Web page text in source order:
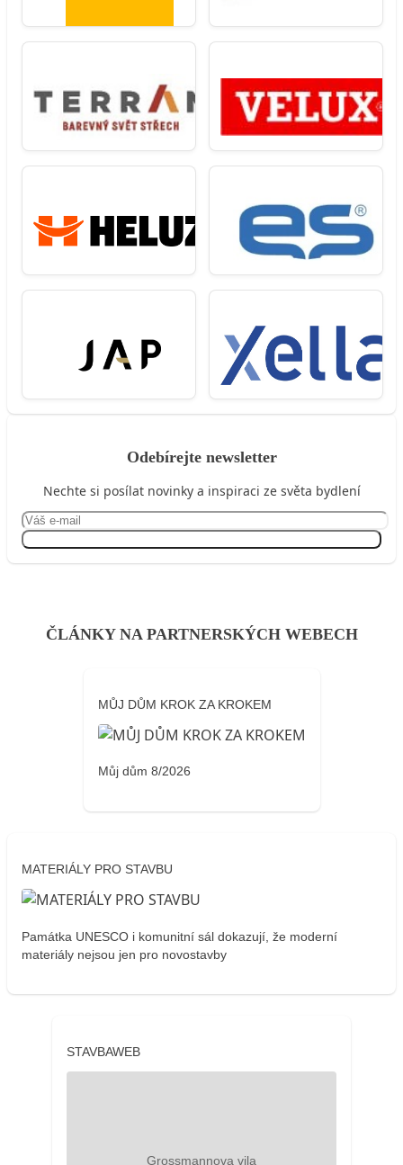
Odebírejte newsletter
Nechte si posílat novinky a inspiraci ze světa bydlení
ČLÁNKY NA PARTNERSKÝCH WEBECH
MŮJ DŮM KROK ZA KROKEM
Můj dům 8/2026
MATERIÁLY PRO STAVBU
Památka UNESCO i komunitní sál dokazují, že moderní
materiály nejsou jen pro novostavby
STAVBAWEB